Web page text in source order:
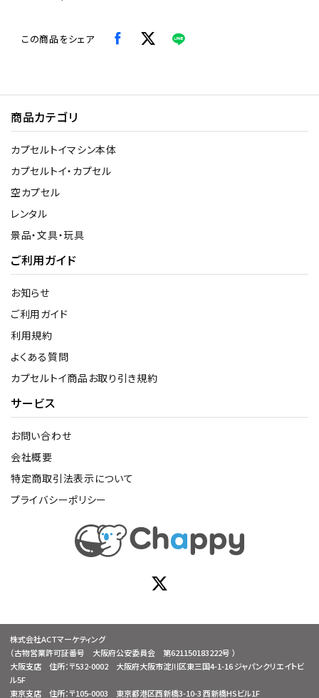
この商品をシェア
商品カテゴリ
カプセルトイマシン本体
カプセルトイ・カプセル
空カプセル
レンタル
景品・文具・玩具
ご利用ガイド
お知らせ
ご利用ガイド
利用規約
よくある質問
カプセルトイ商品お取り引き規約
サービス
お問い合わせ
会社概要
特定商取引法表示について
プライバシーポリシー
株式会社ACTマーケティング
（古物営業許可証番号 大阪府公安委員会 第621150183222号 ）
大阪支店 住所：〒532-0002 大阪府大阪市淀川区東三国4-1-16 ジャパンクリエイトビ
ル5F
東京支店 住所：〒105-0003 東京都港区西新橋3-10-3 西新橋HSビル1F